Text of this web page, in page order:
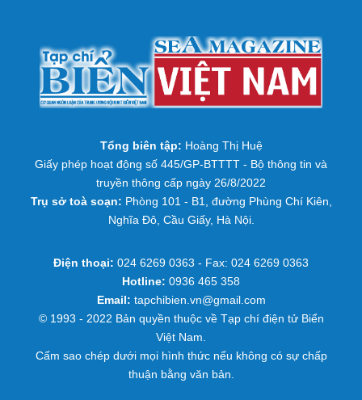
Tổng biên tập: Hoàng Thị Huệ
Giấy phép hoạt động số 445/GP-BTTTT - Bộ thông tin và
truyền thông cấp ngày 26/8/2022
Trụ sở toà soạn: Phòng 101 - B1, đường Phùng Chí Kiên,
Nghĩa Đô, Cầu Giấy, Hà Nội.
Điện thoại: 024 6269 0363 - Fax: 024 6269 0363
Hotline: 0936 465 358
Email: tapchibien.vn@gmail.com
© 1993 - 2022 Bản quyền thuộc về Tạp chí điện tử Biển
Việt Nam.
Cấm sao chép dưới mọi hình thức nếu không có sự chấp
thuận bằng văn bản.